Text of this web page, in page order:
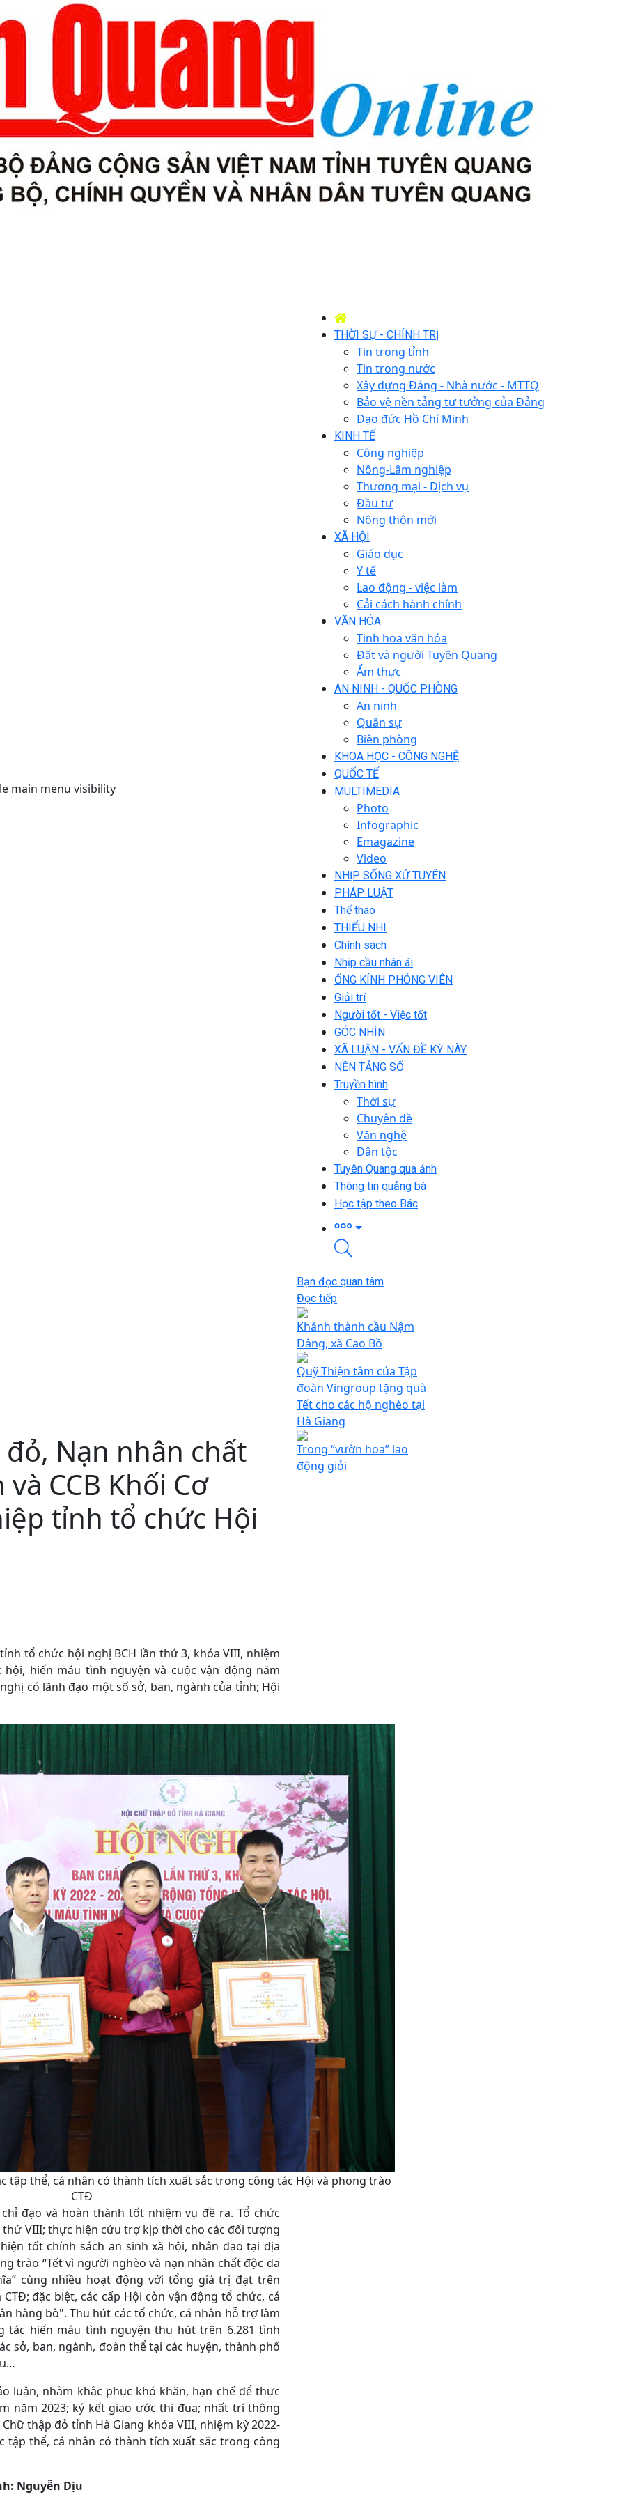
main menu visibility
THỜI SỰ - CHÍNH TRỊ
Tin trong tỉnh
Tin trong nước
Xây dựng Đảng - Nhà nước - MTTQ
Bảo vệ nền tảng tư tưởng của Đảng
Đạo đức Hồ Chí Minh
KINH TẾ
Công nghiệp
Nông-Lâm nghiệp
Thương mại - Dịch vụ
Đầu tư
Nông thôn mới
XÃ HỘI
Giáo dục
Y tế
Lao động - việc làm
Cải cách hành chính
VĂN HÓA
Tinh hoa văn hóa
Đất và người Tuyên Quang
Ẩm thực
AN NINH - QUỐC PHÒNG
An ninh
Quân sự
Biên phòng
KHOA HỌC - CÔNG NGHỆ
QUỐC TẾ
MULTIMEDIA
Photo
Infographic
Emagazine
Video
NHỊP SỐNG XỨ TUYÊN
PHÁP LUẬT
Thể thao
THIẾU NHI
Chính sách
Nhịp cầu nhân ái
ỐNG KÍNH PHÓNG VIÊN
Giải trí
Người tốt - Việc tốt
GÓC NHÌN
XÃ LUẬN - VẤN ĐỀ KỲ NÀY
NỀN TẢNG SỐ
Truyền hình
Thời sự
Chuyên đề
Văn nghệ
Dân tộc
Tuyên Quang qua ảnh
Thông tin quảng bá
Học tập theo Bác
Nạn nhân chất
CCB Khối Cơ
tỉnh tổ chức Hội
tổ chức hội nghị BCH lần thứ 3, khóa VIII, nhiệm
hiến máu tình nguyện và cuộc vận động năm
có lãnh đạo một số sở, ban, ngành của tỉnh; Hội
tập thể, cá nhân có thành tích xuất sắc trong công tác Hội và phong trào
CTĐ
đạo và hoàn thành tốt nhiệm vụ đề ra. Tổ chức
VIII; thực hiện cứu trợ kịp thời cho các đối tượng
tốt chính sách an sinh xã hội, nhân đạo tại địa
trào “Tết vì người nghèo và nạn nhân chất độc da
cùng nhiều hoạt động với tổng giá trị đạt trên
đặc biệt, các cấp Hội còn vận động tổ chức, cá
hàng bò". Thu hút các tổ chức, cá nhân hỗ trợ làm
tác hiến máu tình nguyện thu hút trên 6.281 tình
sở, ban, ngành, đoàn thể tại các huyện, thành phố
luận, nhằm khắc phục khó khăn, hạn chế để thực
năm 2023; ký kết giao ước thi đua; nhất trí thông
thập đỏ tỉnh Hà Giang khóa VIII, nhiệm kỳ 2022-
thể, cá nhân có thành tích xuất sắc trong công
Nguyễn Dịu
Bạn đọc quan tâm
Đọc tiếp
Khánh thành cầu Nậm
Dâng, xã Cao Bồ
Quỹ Thiện tâm của Tập
đoàn Vingroup tặng quà
Tết cho các hộ nghèo tại
Hà Giang
Trong “vườn hoa” lao
động giỏi